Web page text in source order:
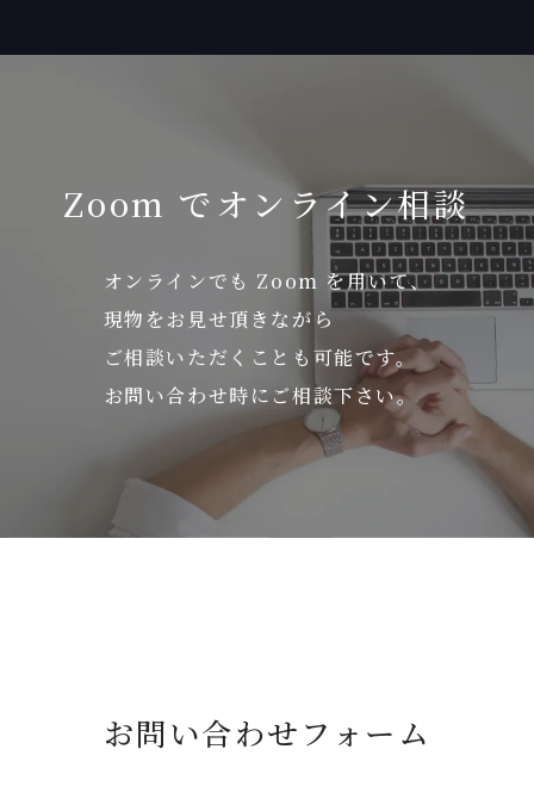
Zoom でオンライン相談
オンラインでも Zoom を用いて、
現物をお見せ頂きながら
ご相談いただくことも可能です。
お問い合わせ時にご相談下さい。
お問い合わせフォーム